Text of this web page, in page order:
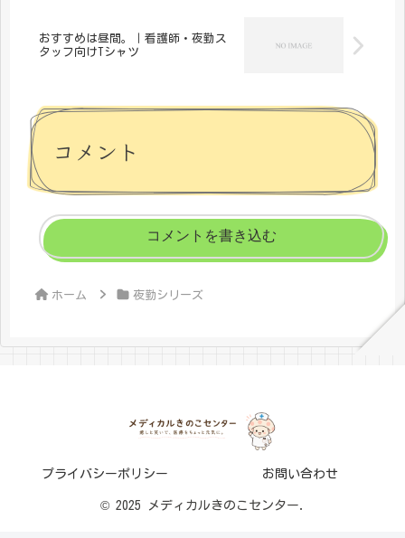
おすすめは昼間。｜看護師・夜勤ス
タッフ向けTシャツ
コメント
コメントを書き込む
ホーム 夜勤シリーズ
プライバシーポリシー お問い合わせ
© 2025 メディカルきのこセンター.